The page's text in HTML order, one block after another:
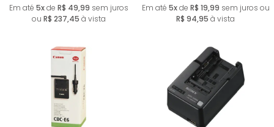
Em até 5xde R$ 49,99 sem juros
ou R$ 237,45 à vista
Em até 5xde R$ 19,99 sem juros ou
R$ 94,95 à vista